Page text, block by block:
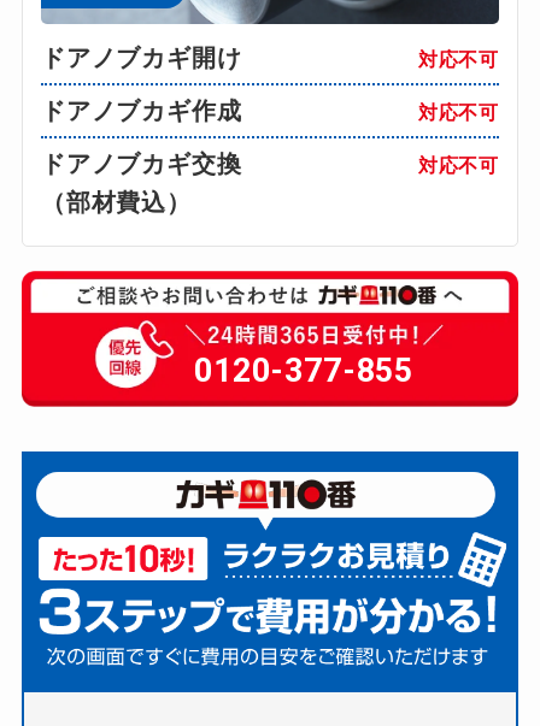
ドアノブカギ開け 対応不可
ドアノブカギ作成 対応不可
ドアノブカギ交換
（部材費込）
対応不可
0120-377-855